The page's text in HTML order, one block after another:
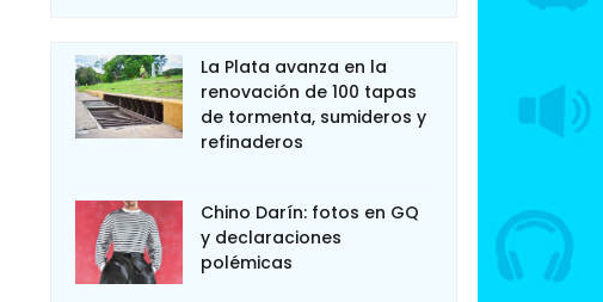
La Plata avanza en la
renovación de 100 tapas
de tormenta, sumideros y
refinaderos
Chino Darín: fotos en GQ
y declaraciones
polémicas